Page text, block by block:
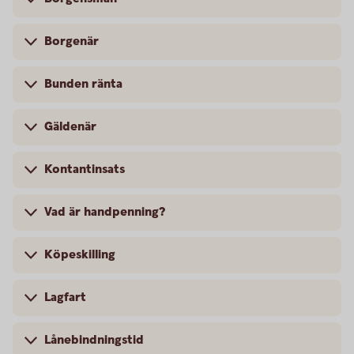
Borgenär
Bunden ränta
Gäldenär
Kontantinsats
Vad är handpenning?
Köpeskilling
Lagfart
Lånebindningstid